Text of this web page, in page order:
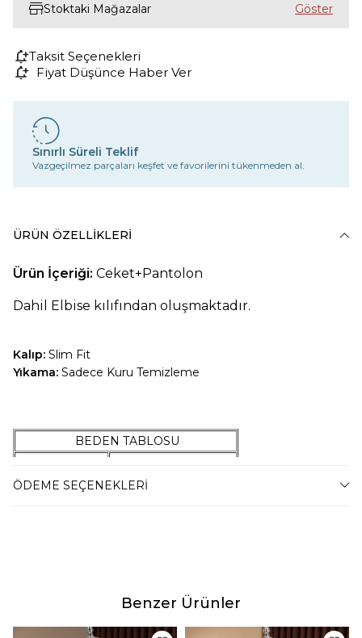
Stoktaki Mağazalar
Taksit Seçenekleri
Fiyat Düşünce Haber Ver
Sınırlı Süreli Teklif
Vazgeçilmez parçaları keşfet ve favorilerini tükenmeden al.
ÜRÜN ÖZELLIKLERI
Ürün İçeriği: Ceket+Pantolon
Dahil Elbise kılıfından oluşmaktadır.
Kalıp: Slim Fit
Yıkama: Sadece Kuru Temizleme
BEDEN TABLOSU
44 Beden
55-59 Kilo Arası
88-94 Kilo Arası
ÖDEME SEÇENEKLERI
Benzer Ürünler